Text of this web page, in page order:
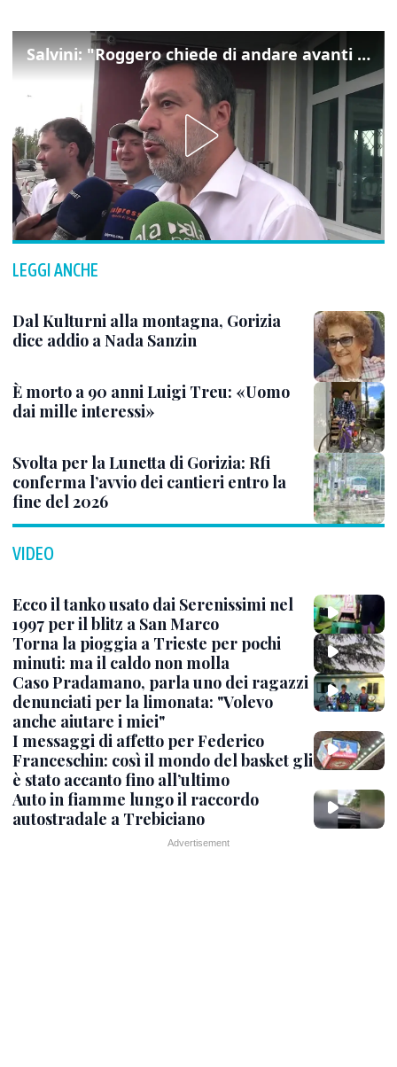
Salvini: "Roggero chiede di andare avanti su norma anti-risarcimenti"
LEGGI ANCHE
Dal Kulturni alla montagna, Gorizia
dice addio a Nada Sanzin
È morto a 90 anni Luigi Treu: «Uomo
dai mille interessi»
Svolta per la Lunetta di Gorizia: Rfi
conferma l’avvio dei cantieri entro la
fine del 2026
VIDEO
Ecco il tanko usato dai Serenissimi nel
1997 per il blitz a San Marco
Torna la pioggia a Trieste per pochi
minuti: ma il caldo non molla
Caso Pradamano, parla uno dei ragazzi
denunciati per la limonata: "Volevo
anche aiutare i miei"
I messaggi di affetto per Federico
Franceschin: così il mondo del basket gli
è stato accanto fino all’ultimo
Auto in fiamme lungo il raccordo
autostradale a Trebiciano